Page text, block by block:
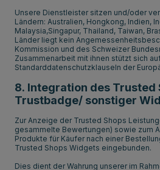
Unsere Dienstleister sitzen und/oder
Ländern: Australien, Hongkong, Indien,
Malaysia,Singapur, Thailand, Taiwan,
Länder liegt kein
Kommission und des Schweizer
Zusammenarbeit mit ihnen stützt sich
Standarddatenschutzklauseln der
8. Integration des Trusted
Trustbadge/ sonstiger
Zur Anzeige der Trusted Shops
gesammelte Bewertungen) sowie zum
Produkte für Käufer nach einer
Trusted Shops Widgets eingebunden.
Dies dient der Wahrung unserer im